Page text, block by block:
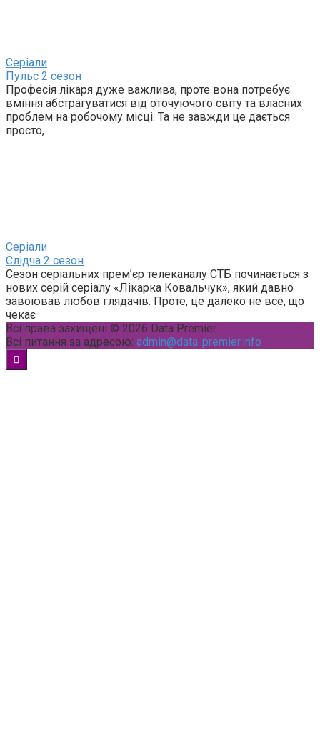
Серіали
Пульс 2 сезон
Професія лікаря дуже важлива, проте вона потребує
вміння абстрагуватися від оточуючого світу та власних
проблем на робочому місці. Та не завжди це дається
просто,
Серіали
Слідча 2 сезон
Сезон серіальних прем’єр телеканалу СТБ починається з
нових серій серіалу «Лікарка Ковальчук», який давно
завоював любов глядачів. Проте, це далеко не все, що
чекає
Всі права захищені © 2026 Data Premier
Всі питання за адресою: admin@data-premier.info